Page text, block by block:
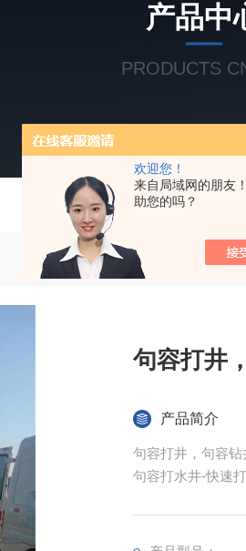
欢迎您！
来自局域网的朋友
助您的吗？
产品中
PRODUCTS
当前位置：
句容打井
产品简介
句容打井，句容
句容打水井-快速